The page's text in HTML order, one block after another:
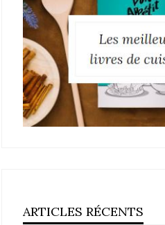
ARTICLES RÉCENTS